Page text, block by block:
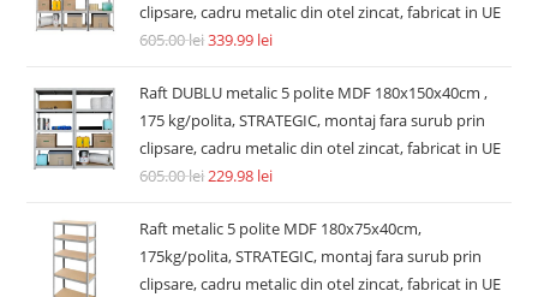
clipsare, cadru metalic din otel zincat, fabricat in UE
605.00lei339.99 lei
Raft DUBLU metalic 5 polite MDF 180x150x40cm ,
175 kg/polita, STRATEGIC, montaj fara surub prin
clipsare, cadru metalic din otel zincat, fabricat in UE
605.00lei229.98 lei
Raft metalic 5 polite MDF 180x75x40cm,
175kg/polita, STRATEGIC, montaj fara surub prin
clipsare, cadru metalic din otel zincat, fabricat in UE